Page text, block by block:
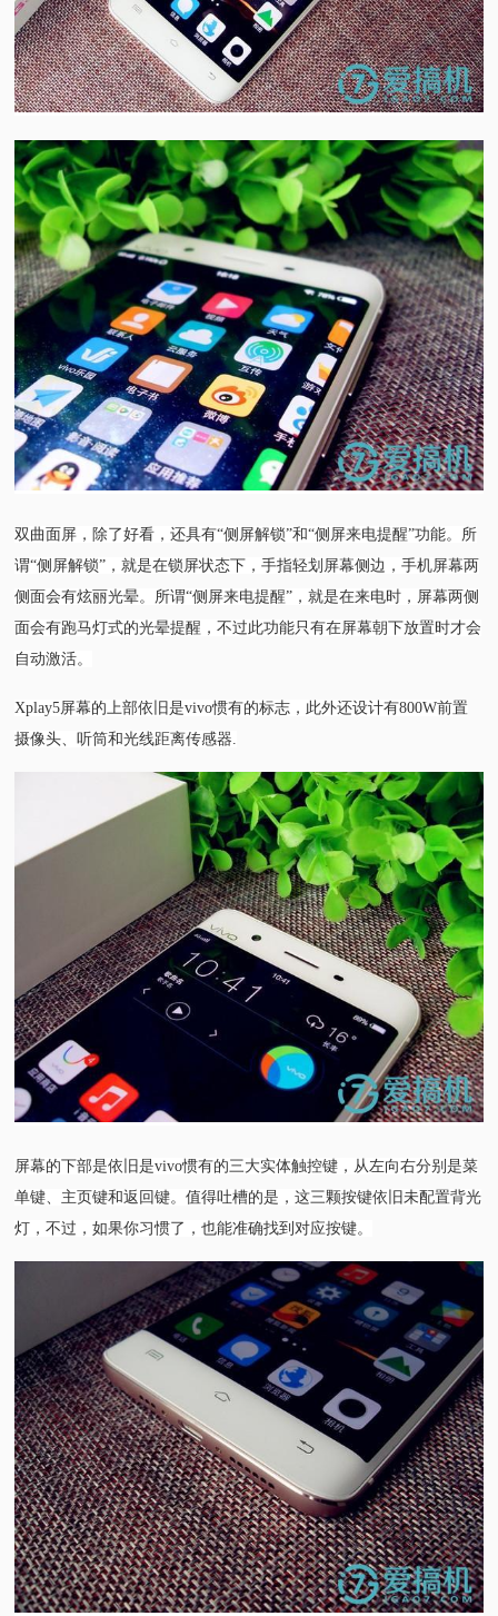
双曲面屏，除了好看，还具有“侧屏解锁”和“侧屏来电提醒”功能。所
谓“侧屏解锁”，就是在锁屏状态下，手指轻划屏幕侧边，手机屏幕两
侧面会有炫丽光晕。所谓“侧屏来电提醒”，就是在来电时，屏幕两侧
面会有跑马灯式的光晕提醒，不过此功能只有在屏幕朝下放置时才会
自动激活。
Xplay5屏幕的上部依旧是vivo惯有的标志，此外还设计有800W前置
摄像头、听筒和光线距离传感器.
屏幕的下部是依旧是vivo惯有的三大实体触控键，从左向右分别是菜
单键、主页键和返回键。值得吐槽的是，这三颗按键依旧未配置背光
灯，不过，如果你习惯了，也能准确找到对应按键。